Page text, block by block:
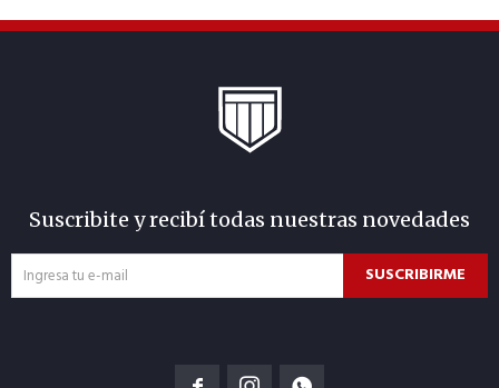
Suscribite y recibí todas nuestras novedades
SUSCRIBIRME